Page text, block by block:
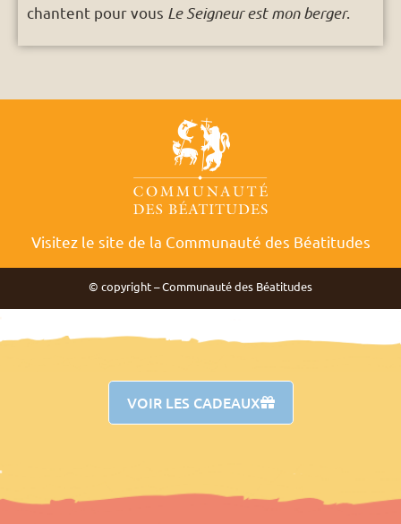
chantent pour vous Le Seigneur est mon berger.
Visitez le site de la Communauté des Béatitudes
© copyright – Communauté des Béatitudes
VOIR LES CADEAUX